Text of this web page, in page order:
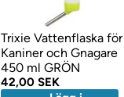
Trixie Vattenflaska för
Kaniner och Gnagare
450 ml GRÖN
42,00 SEK